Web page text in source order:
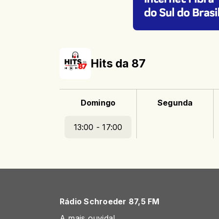
Hits da 87
Domingo
13:00 - 17:00
Segunda
Rádio Schroeder 87,5 FM